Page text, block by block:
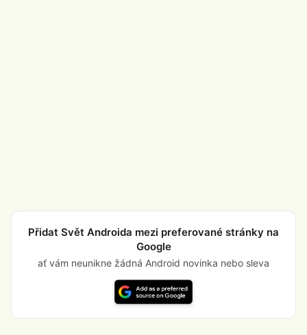
Přidat Svět Androida mezi preferované stránky na
Google
ať vám neunikne žádná Android novinka nebo sleva